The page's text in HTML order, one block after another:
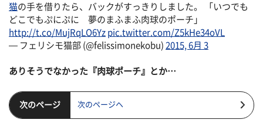
猫の手を借りたら、バックがすっきりしました。 「いつでも
どこでもぷにぷに 夢のまふまふ肉球のポーチ」
http://t.co/MujRqLO6Yz pic.twitter.com/Z5kHe34oVL
— フェリシモ猫部 (@felissimonekobu) 2015, 6月 3
ありそうでなかった『肉球ポーチ』とか…
次のページ 次のページヘ